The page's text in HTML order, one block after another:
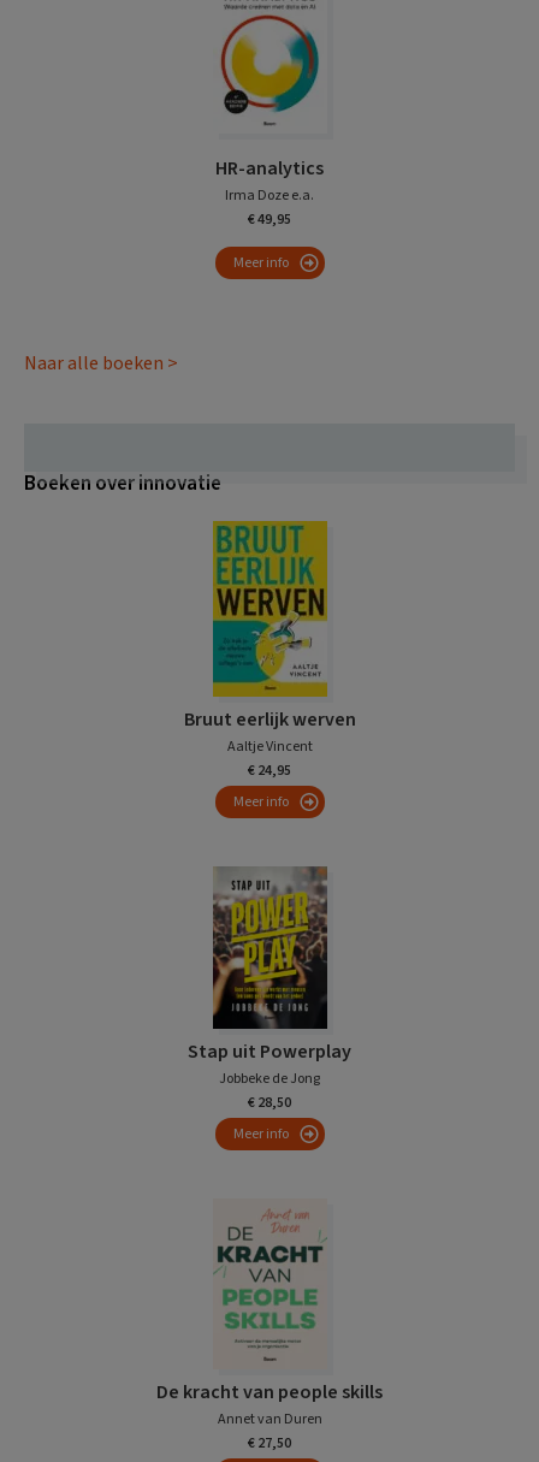
HR-analytics
Irma Doze e.a.
€ 49,95
Meer info
Naar alle boeken >
Boeken over innovatie
Bruut eerlijk werven
Aaltje Vincent
€ 24,95
Meer info
Stap uit Powerplay
Jobbeke de Jong
€ 28,50
Meer info
De kracht van people skills
Annet van Duren
€ 27,50